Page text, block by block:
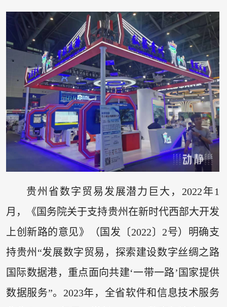
贵州省数字贸易发展潜力巨大，2022年1
月，《国务院关于支持贵州在新时代西部大开发
上创新路的意见》（国发〔2022〕2号）明确支
持贵州“发展数字贸易，探索建设数字丝绸之路
国际数据港，重点面向共建‘一带一路’国家提供
数据服务”。2023年，全省软件和信息技术服务